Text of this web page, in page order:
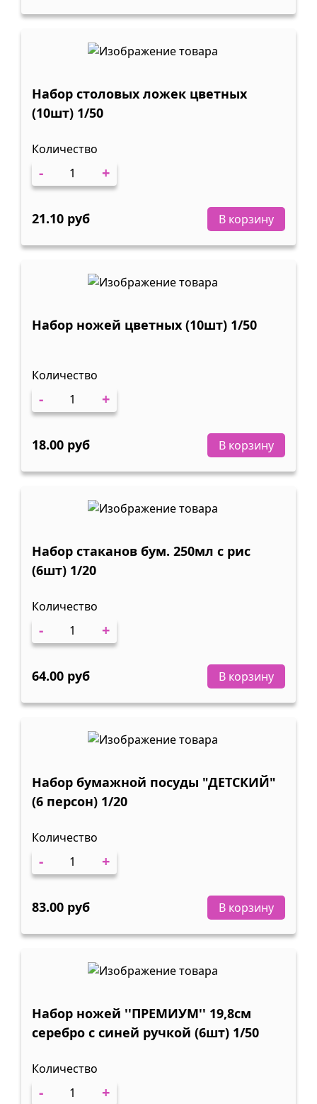
Набор столовых ложек цветных
(10шт) 1/50
Количество
- +
21.10 руб В корзину
Набор ножей цветных (10шт) 1/50
Количество
- +
18.00 руб В корзину
Набор стаканов бум. 250мл с рис
(6шт) 1/20
Количество
- +
64.00 руб В корзину
Набор бумажной посуды "ДЕТСКИЙ"
(6 персон) 1/20
Количество
- +
83.00 руб В корзину
Набор ножей ''ПРЕМИУМ'' 19,8см
серебро с синей ручкой (6шт) 1/50
Количество
- +